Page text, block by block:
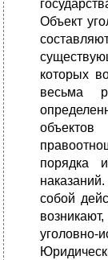
Объект
которых
весьма
порядка
собой